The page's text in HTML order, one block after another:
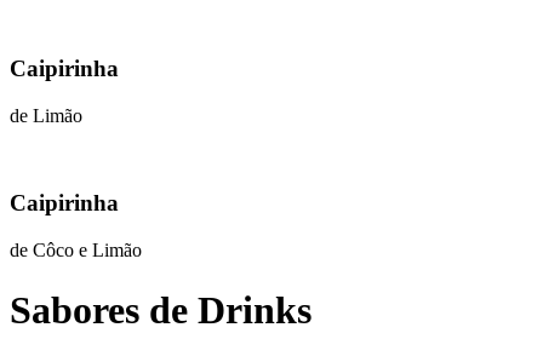
Caipirinha
de Limão
Caipirinha
de Côco e Limão
Sabores de Drinks